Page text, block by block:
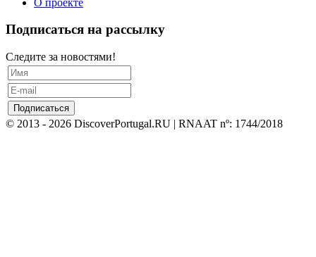
Подписаться на рассылку
Следите за новостями!
© 2013 - 2026 DiscoverPortugal.RU | RNAAT nº: 1744/2018